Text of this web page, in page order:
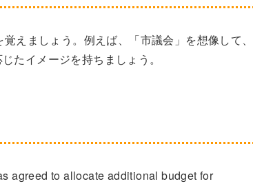
えましょう。例えば、「市議会」を想像して、
たイメージを持ちましょう。
agreed to allocate additional budget for